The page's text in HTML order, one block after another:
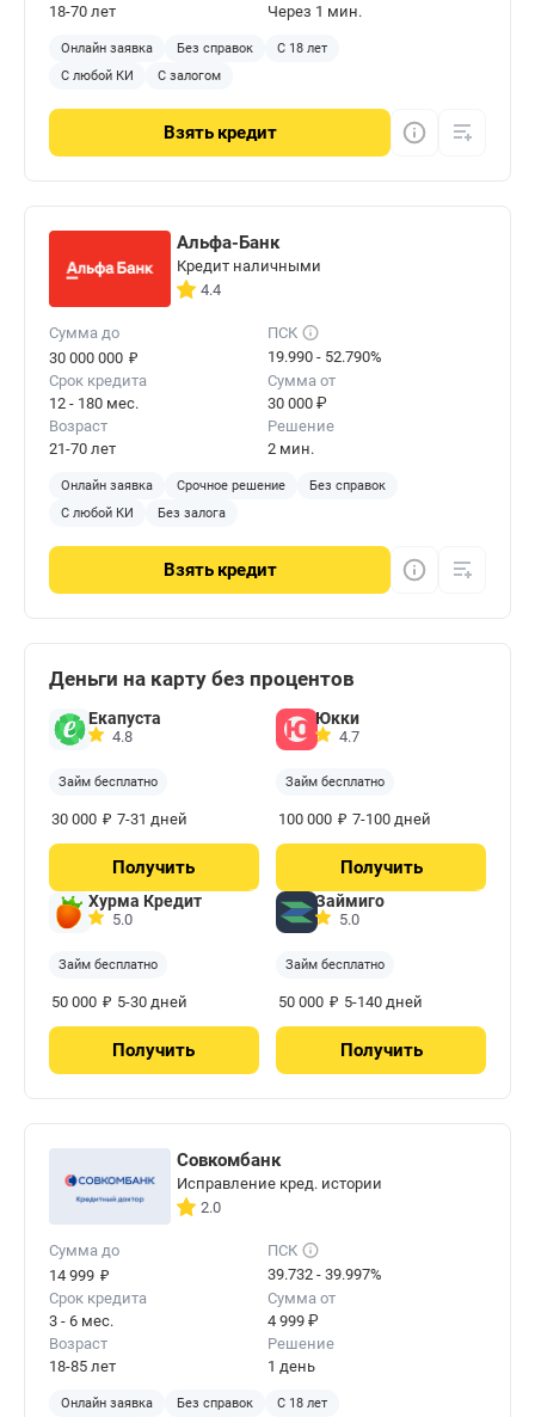
18-70 лет
Через 1 мин.
Онлайн заявка Без справок
С 18 лет
С любой КИ
С залогом
Взять кредит
Альфа-Банк
Кредит наличными
4.4
Сумма до
30 000 000 ₽
ПСК
19.990 - 52.790%
Срок кредита
12 - 180 мес.
Сумма от
30 000 ₽
Возраст
21-70 лет
Решение
2 мин.
Онлайн заявка Срочное решение
Без справок
С любой КИ
Без залога
Взять кредит
Деньги на карту без процентов
Екапуста
4.8
Займ бесплатно
30 000 ₽ 7-31 дней
Получить
Юкки
4.7
Займ бесплатно
100 000 ₽ 7-100 дней
Получить
Хурма Кредит
5.0
Займ бесплатно
50 000 ₽ 5-30 дней
Получить
Займиго
5.0
Займ бесплатно
50 000 ₽ 5-140 дней
Получить
Совкомбанк
Исправление кред. истории
2.0
Сумма до
14 999 ₽
ПСК
39.732 - 39.997%
Срок кредита
3 - 6 мес.
Сумма от
4 999 ₽
Возраст
18-85 лет
Решение
1 день
Онлайн заявка Без справок
С 18 лет